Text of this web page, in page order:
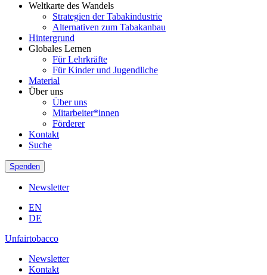
Weltkarte des Wandels
Strategien der Tabakindustrie
Alternativen zum Tabakanbau
Hintergrund
Globales Lernen
Für Lehrkräfte
Für Kinder und Jugendliche
Material
Über uns
Über uns
Mitarbeiter*innen
Förderer
Kontakt
Suche
Spenden
Newsletter
EN
DE
Unfairtobacco
Newsletter
Kontakt